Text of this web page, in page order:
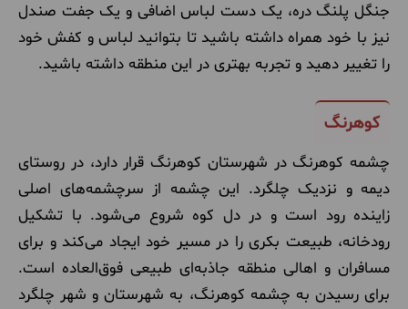
جنگل پلنگ دره، یک دست لباس اضافی و یک جفت صندل
نیز با خود همراه داشته باشید تا بتوانید لباس و کفش خود
را تغییر دهید و تجربه بهتری در این منطقه داشته باشید.
کوهرنگ
چشمه کوهرنگ در شهرستان کوهرنگ قرار دارد، در روستای
دیمه و نزدیک چلگرد. این چشمه از سرچشمه‌های اصلی
زاینده رود است و در دل کوه شروع می‌شود. با تشکیل
رودخانه، طبیعت بکری را در مسیر خود ایجاد می‌کند و برای
مسافران و اهالی منطقه جاذبه‌ای طبیعی فوق‌العاده است.
برای رسیدن به چشمه کوهرنگ، به شهرستان و شهر چلگرد